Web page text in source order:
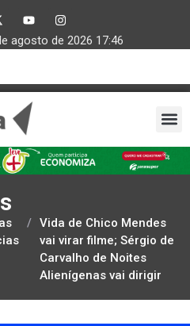
agosto de 2026 17:46
/ Vida de Chico Mendes
vai virar filme; Sérgio de
Carvalho de Noites
Alienígenas vai dirigir